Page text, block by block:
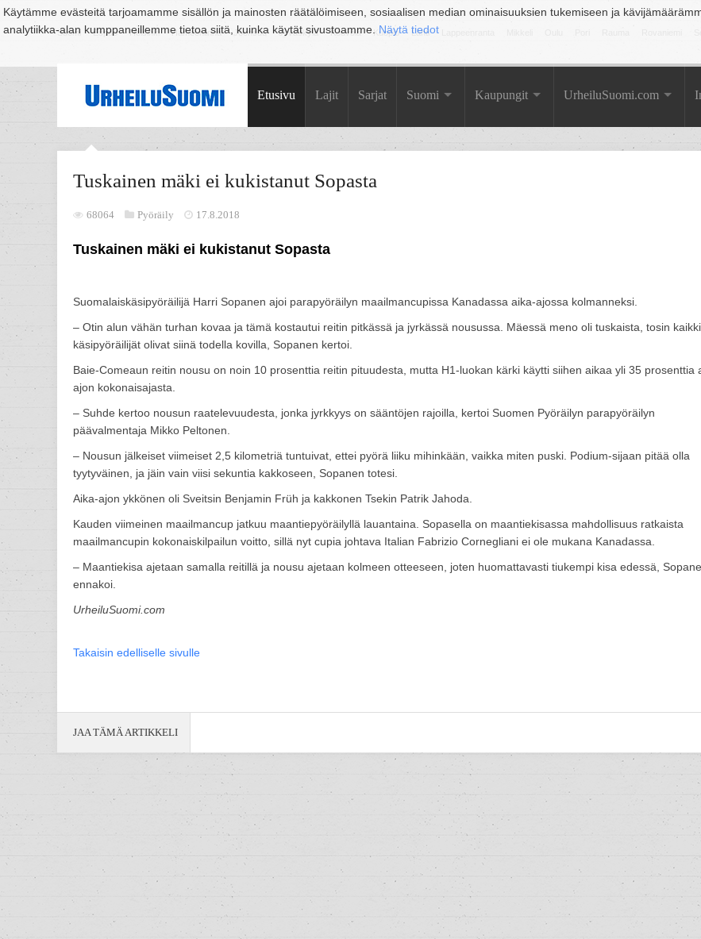
Käytämme evästeitä tarjoamamme sisällön ja mainosten räätälöimiseen, sosiaalisen median ominaisuuksien tukemiseen ja
analytiikka-alan kumppaneillemme tietoa siitä, kuinka käytät sivustoamme. Näytä tiedot
Suomi Espoo Helsinki Hämeenlinna Joensuu Jyväskylä Kouvola Kuopio Lahti
Etusivu Lajit Sarjat Suomi Kaupungit UrheiluSuomi.com
Tuskainen mäki ei kukistanut Sopasta
68064 Pyöräily 17.8.2018
Tuskainen mäki ei kukistanut Sopasta
Suomalaiskäsipyöräilijä Harri Sopanen ajoi parapyöräilyn maailmancupissa Kanadassa aika-ajossa kolmanneksi.
– Otin alun vähän turhan kovaa ja tämä kostautui reitin pitkässä ja jyrkässä nousussa. Mäessä meno oli tuskaista, tosin
käsipyöräilijät olivat siinä todella kovilla, Sopanen kertoi.
Baie-Comeaun reitin nousu on noin 10 prosenttia reitin pituudesta, mutta H1-luokan kärki käytti siihen aikaa yli 35 prosenttia
ajon kokonaisajasta.
– Suhde kertoo nousun raatelevuudesta, jonka jyrkkyys on sääntöjen rajoilla, kertoi Suomen Pyöräilyn parapyöräilyn
päävalmentaja Mikko Peltonen.
– Nousun jälkeiset viimeiset 2,5 kilometriä tuntuivat, ettei pyörä liiku mihinkään, vaikka miten puski. Podium-sijaan pitää olla
tyytyväinen, ja jäin vain viisi sekuntia kakkoseen, Sopanen totesi.
Aika-ajon ykkönen oli Sveitsin Benjamin Früh ja kakkonen Tsekin Patrik Jahoda.
Kauden viimeinen maailmancup jatkuu maantiepyöräilyllä lauantaina. Sopasella on maantiekisassa mahdollisuus ratkaista
maailmancupin kokonaiskilpailun voitto, sillä nyt cupia johtava Italian Fabrizio Cornegliani ei ole mukana Kanadassa.
– Maantiekisa ajetaan samalla reitillä ja nousu ajetaan kolmeen otteeseen, joten huomattavasti tiukempi kisa edessä,
ennakoi.
UrheiluSuomi.com
Takaisin edelliselle sivulle
JAA TÄMÄ ARTIKKELI